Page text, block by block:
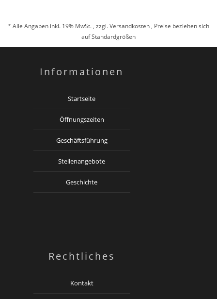
* Alle Angaben inkl. 19% MwSt. , zzgl.Versandkosten , Preise beziehen sich
auf Standardgrößen
Informationen
Startseite
Öffnungszeiten
Geschäftsführung
Stellenangebote
Geschichte
Rechtliches
Kontakt